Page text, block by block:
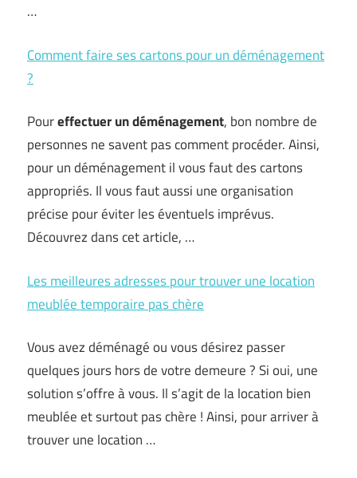
…
Comment faire ses cartons pour un déménagement
?
Poureffectuer un déménagement, bon nombre de
personnes ne savent pas comment procéder. Ainsi,
pour un déménagement il vous faut des cartons
appropriés. Il vous faut aussi une organisation
précise pour éviter les éventuels imprévus.
Découvrez dans cet article, …
Les meilleures adresses pour trouver une location
meublée temporaire pas chère
Vous avez déménagé ou vous désirez passer
quelques jours hors de votre demeure ? Si oui, une
solution s’offre à vous. Il s’agit de la location bien
meublée et surtout pas chère ! Ainsi, pour arriver à
trouver une location …